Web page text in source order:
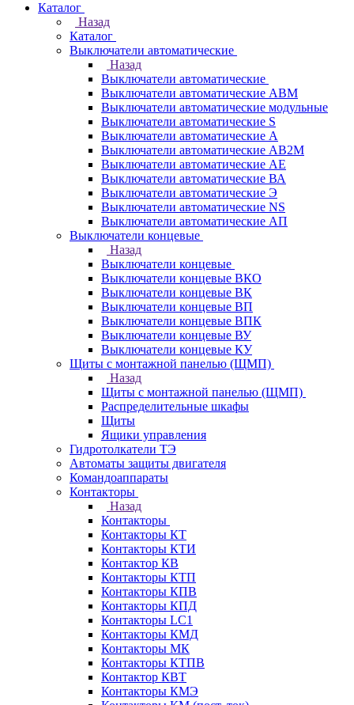
Каталог
Назад
Каталог
Выключатели автоматические
Назад
Выключатели автоматические
Выключатели автоматические АВМ
Выключатели автоматические модульные
Выключатели автоматические S
Выключатели автоматические А
Выключатели автоматические АВ2М
Выключатели автоматические АЕ
Выключатели автоматические ВА
Выключатели автоматические Э
Выключатели автоматические NS
Выключатели автоматические АП
Выключатели концевые
Назад
Выключатели концевые
Выключатели концевые ВКО
Выключатели концевые ВК
Выключатели концевые ВП
Выключатели концевые ВПК
Выключатели концевые ВУ
Выключатели концевые КУ
Щиты с монтажной панелью (ЩМП)
Назад
Щиты с монтажной панелью (ЩМП)
Распределительные шкафы
Щиты
Ящики управления
Гидротолкатели ТЭ
Автоматы защиты двигателя
Командоаппараты
Контакторы
Назад
Контакторы
Контакторы КТ
Контакторы КТИ
Контактор КВ
Контакторы КТП
Контакторы КПВ
Контакторы КПД
Контакторы LC1
Контакторы КМД
Контакторы МК
Контакторы КТПВ
Контактор КВТ
Контакторы КМЭ